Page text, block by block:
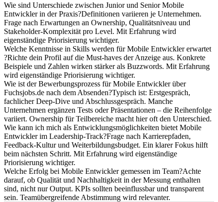
Wie sind Unterschiede zwischen Junior und Senior Mobile
Entwickler in der Praxis?Definitionen variieren je Unternehmen.
Frage nach Erwartungen an Ownership, Qualitätsniveau und
Stakeholder-Komplexität pro Level. Mit Erfahrung wird
eigenständige Priorisierung wichtiger.
Welche Kenntnisse in Skills werden für Mobile Entwickler erwartet
?Richte dein Profil auf die Must-haves der Anzeige aus. Konkrete
Beispiele und Zahlen wirken stärker als Buzzwords. Mit Erfahrung
wird eigenständige Priorisierung wichtiger.
Wie ist der Bewerbungsprozess für Mobile Entwickler über
Fuchsjobs.de nach dem Absenden?Typisch ist: Erstgespräch,
fachlicher Deep-Dive und Abschlussgespräch. Manche
Unternehmen ergänzen Tests oder Präsentationen – die Reihenfolge
variiert. Ownership für Teilbereiche macht hier oft den Unterschied.
Wie kann ich mich als Entwicklungsmöglichkeiten bietet Mobile
Entwickler im Leadership-Track?Frage nach Karrierepfaden,
Feedback-Kultur und Weiterbildungsbudget. Ein klarer Fokus hilft
beim nächsten Schritt. Mit Erfahrung wird eigenständige
Priorisierung wichtiger.
Welche Erfolg bei Mobile Entwickler gemessen im Team?Achte
darauf, ob Qualität und Nachhaltigkeit in der Messung enthalten
sind, nicht nur Output. KPIs sollten beeinflussbar und transparent
sein. Teamübergreifende Abstimmung wird relevanter.